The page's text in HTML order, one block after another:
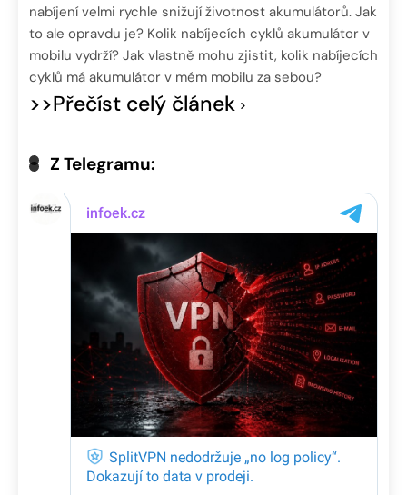
nabíjení velmi rychle snižují životnost akumulátorů. Jak
to ale opravdu je? Kolik nabíjecích cyklů akumulátor v
mobilu vydrží? Jak vlastně mohu zjistit, kolik nabíjecích
cyklů má akumulátor v mém mobilu za sebou?
>>Přečíst celý článek
Z Telegramu: